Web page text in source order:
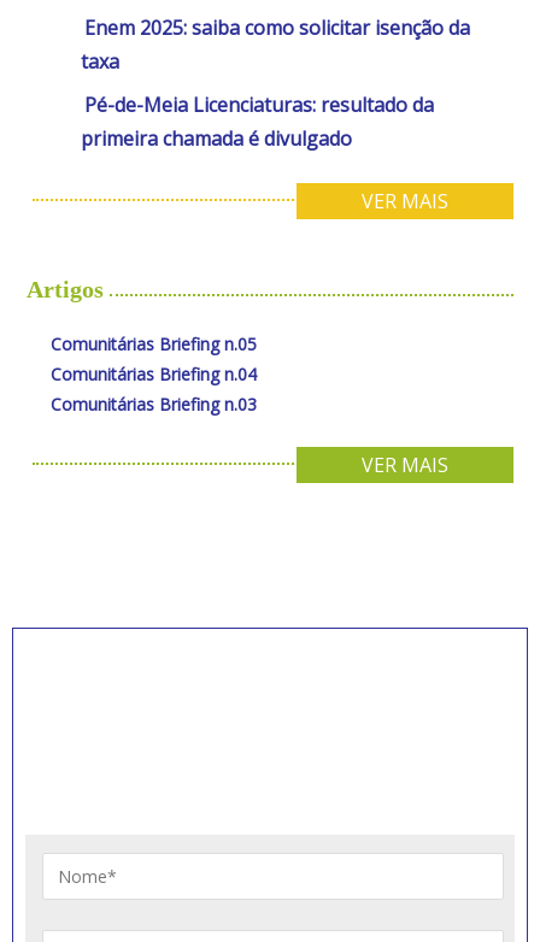
Enem 2025: saiba como solicitar isenção da
taxa
Pé-de-Meia Licenciaturas: resultado da
primeira chamada é divulgado
VER MAIS
Artigos
Comunitárias Briefing n.05
Comunitárias Briefing n.04
Comunitárias Briefing n.03
VER MAIS